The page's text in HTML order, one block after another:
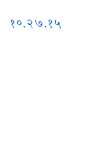
१०.२७.१५